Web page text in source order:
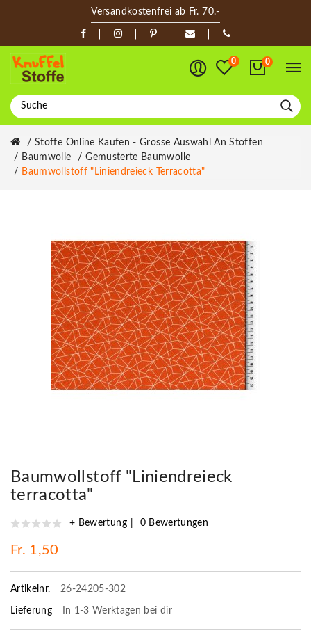
Versandkostenfrei ab Fr. 70.-
0 0
Stoffe Online Kaufen - Grosse Auswahl An Stoffen
Baumwolle
Gemusterte Baumwolle
Baumwollstoff "Liniendreieck Terracotta"
Baumwollstoff "Liniendreieck
terracotta"
+ Bewertung 0 Bewertungen
Fr. 1,50
Artikelnr. 26-24205-302
Lieferung In 1-3 Werktagen bei dir